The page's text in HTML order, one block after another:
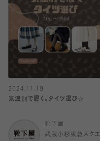
2024.11.19
気温別で履く。タイツ選び☆
靴下屋
武蔵小杉東急スクエ